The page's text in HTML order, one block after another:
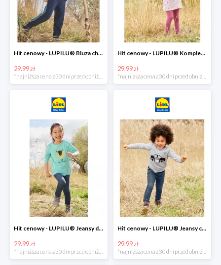
Hit cenowy - LUPILU® Bluza chłopięca w stylu college
29.99 zł
*najniższa cena z 30 dni przed obniżką
Hit cenowy - LUPILU® Komplet dziewczęcy (sukienka + legginsy)
29.99 zł
*najniższa cena z 30 dni przed obniżką
Hit cenowy - LUPILU® Jeansy dziewczęce slim fit
29.99 zł
Hit cenowy - LUPILU® Jeansy chłopięce slim fit
29.99 zł